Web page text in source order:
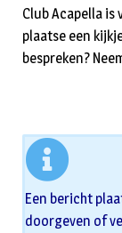
Club Acapella is
plaatse een
bespreken?
Een bericht
doorgeven of